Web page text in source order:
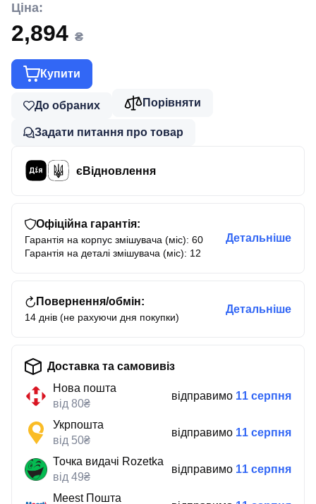
Ціна:
2,894 ₴
Купити
До обраних Порівняти
Задати питання про товар
єВідновлення
Офіційна гарантія:
Гарантія на корпус змішувача (міс): 60
Гарантія на деталі змішувача (міс): 12
Детальніше
Повернення/обмін:
14 днів (не рахуючи дня покупки)
Детальніше
Доставка та самовивіз
Нова пошта
від 80₴
відправимо 11 серпня
Укрпошта
від 50₴
відправимо 11 серпня
Точка видачі Rozetka
від 49₴
відправимо 11 серпня
Meest Пошта